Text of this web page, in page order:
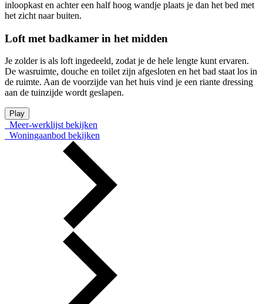
inloopkast en achter een half hoog wandje plaats je dan het bed met
het zicht naar buiten.
Loft met badkamer in het midden
Je zolder is als loft ingedeeld, zodat je de hele lengte kunt ervaren.
De wasruimte, douche en toilet zijn afgesloten en het bad staat los in
de ruimte. Aan de voorzijde van het huis vind je een riante dressing
aan de tuinzijde wordt geslapen.
Play
Meer-werklijst bekijken
Woningaanbod bekijken